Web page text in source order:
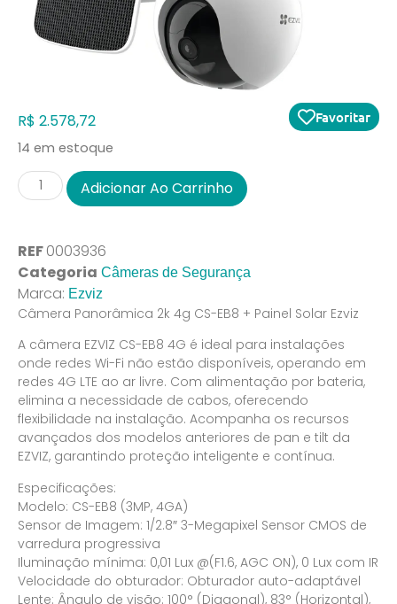
R$ 2.578,72 Favoritar
Câmera Panorâmica 2k 4g CS-EB8 + Painel Solar Ezviz
A câmera EZVIZ CS-EB8 4G é ideal para instalações
onde redes Wi-Fi não estão disponíveis, operando em
redes 4G LTE ao ar livre. Com alimentação por bateria,
elimina a necessidade de cabos, oferecendo
flexibilidade na instalação. Acompanha os recursos
avançados dos modelos anteriores de pan e tilt da
EZVIZ, garantindo proteção inteligente e contínua.
Especificações:
Modelo: CS-EB8 (3MP, 4GA)
Sensor de Imagem: 1/2.8″ 3-Megapixel Sensor CMOS de
varredura progressiva
Iluminação mínima: 0,01 Lux @(F1.6, AGC ON), 0 Lux com IR
Velocidade do obturador: Obturador auto-adaptável
Lente: Ângulo de visão: 100° (Diagonal), 83° (Horizontal),
14 em estoque
Adicionar Ao Carrinho
REF0003936
Categoria Câmeras de Segurança
Marca: Ezviz